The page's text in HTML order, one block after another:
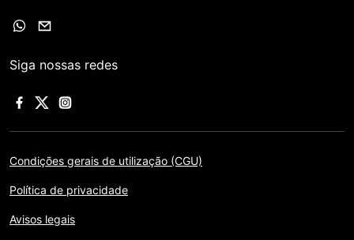
Siga nossas redes
Condições gerais de utilização (CGU)
Política de privacidade
Avisos legais